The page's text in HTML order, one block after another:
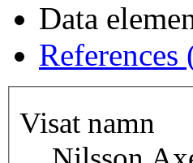
Data
References
Visat namn